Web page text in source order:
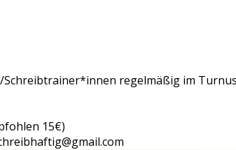
regelmäßig im
15€)